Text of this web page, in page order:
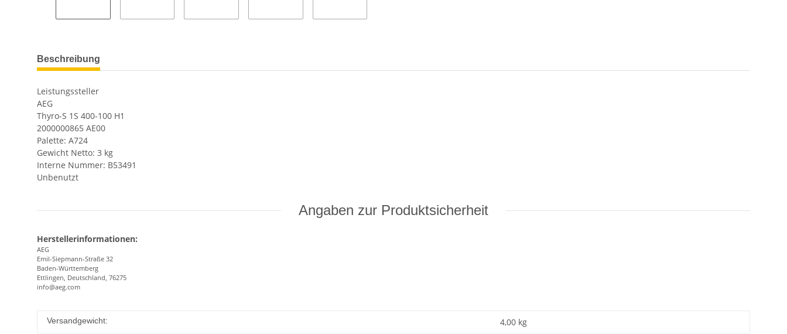
Beschreibung
Leistungssteller
AEG
Thyro-S 1S 400-100 H1
2000000865 AE00
Palette: A724
Gewicht Netto: 3 kg
Interne Nummer: B53491
Unbenutzt
Angaben zur Produktsicherheit
Herstellerinformationen:
AEG
Emil-Siepmann-Straße 32
Baden-Württemberg
Ettlingen, Deutschland, 76275
info@aeg.com
Versandgewicht: 4,00 kg